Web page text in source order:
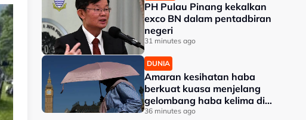
PH Pulau Pinang kekalkan
exco BN dalam pentadbiran
negeri
31 minutes ago
DUNIA
Amaran kesihatan haba
berkuat kuasa menjelang
gelombang haba kelima di
UK
36 minutes ago